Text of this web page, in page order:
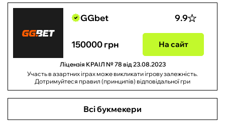
GGbet 9.9
150000 грн На сайт
Ліцензія КРАІЛ № 78 від 23.08.2023
Участь в азартних іграх може викликати ігрову залежність.
Дотримуйтеся правил (принципів) відповідальної гри
Всі букмекери